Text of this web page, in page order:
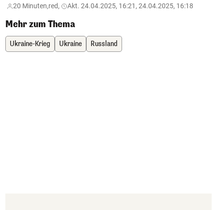
20 Minuten,red, Akt. 24.04.2025, 16:21, 24.04.2025, 16:18
Mehr zum Thema
Ukraine-Krieg Ukraine Russland